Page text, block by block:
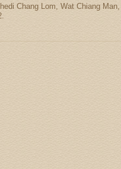
Chang Lom, Wat Chiang Man,